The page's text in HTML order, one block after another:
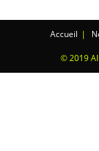
Accueil
© 2019